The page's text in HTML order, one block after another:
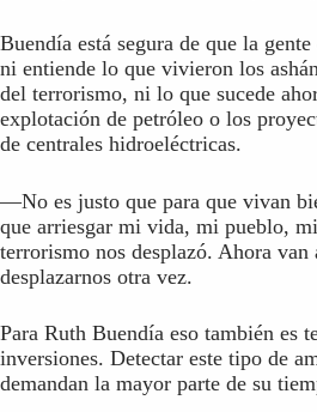
Buendía está segura de que la
ni entiende lo que vivieron los
del terrorismo, ni lo que sucede
explotación de petróleo o los
de centrales hidroeléctricas.
—No es justo que para que vivan
que arriesgar mi vida, mi pueblo,
terrorismo nos desplazó. Ahora van
desplazarnos otra vez.
Para Ruth Buendía eso también es
inversiones. Detectar este tipo de
demandan la mayor parte de su